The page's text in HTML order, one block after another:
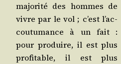
majo­ri­té des hommes de
vivre par le vol ; c’est l’ac­
cou­tu­mance à un fait :
pour pro­duire, il est plus
pro­fi­table, il est plus